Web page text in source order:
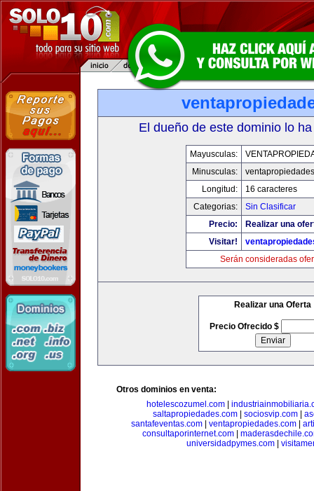
El dueño de este dominio lo
Mayusculas:
Minusculas:
Longitud:
16 caracteres
Categorias:
Sin Clasificar
Precio:
Realizar una
Visitar!
Serán consideradas
Realizar una Oferta
Precio Ofrecido $
Otros dominios en venta:
hotelescozumel.com
saltapropiedades.com| sociosvip.com|
santafeventas.com| ventapropiedades.com|
consultaporinternet.com
universidadpymes.com